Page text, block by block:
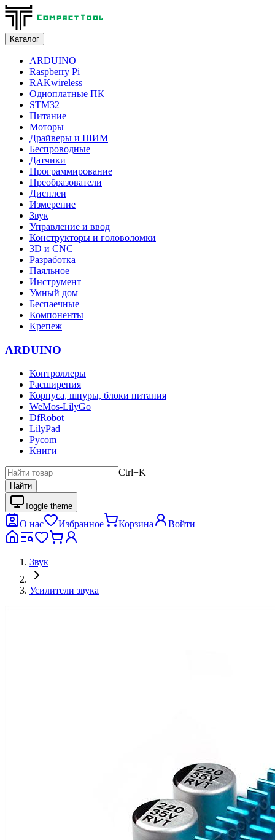
Каталог
ARDUINO
Raspberry Pi
RAKwireless
Одноплатные ПК
STM32
Питание
Моторы
Драйверы и ШИМ
Беспроводные
Датчики
Программирование
Преобразователи
Дисплеи
Измерение
Звук
Управление и ввод
Конструкторы и головоломки
3D и CNC
Разработка
Паяльное
Инструмент
Умный дом
Беспаечные
Компоненты
Крепеж
ARDUINO
Контроллеры
Расширения
Корпуса, шнуры, блоки питания
WeMos-LilyGo
DfRobot
LilyPad
Pycom
Книги
Ctrl+K
Найти
Toggle theme
О нас Избранное Корзина Войти
Звук
Усилители звука